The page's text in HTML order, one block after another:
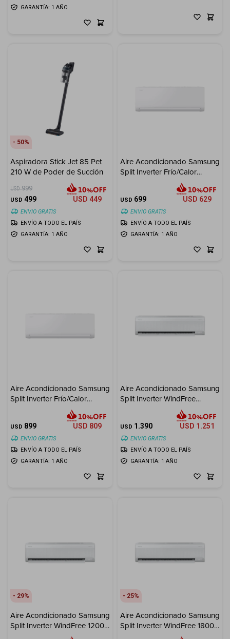
GARANTÍA: 1 AÑO
50
Aspiradora Stick Jet 85 Pet
210 W de Poder de Succión
USD 999
USD 499 USD 449
ENVIO GRATIS
GARANTÍA: 1 AÑO
ENVÍO A TODO EL PAÍS
Aire Acondicionado Samsung
Split Inverter Frío/Calor
USD 699 USD 629
ENVIO GRATIS
GARANTÍA: 1 AÑO
ENVÍO A TODO EL PAÍS
Aire Acondicionado Samsung
Split Inverter Frío/Calor
USD 899 USD 809
ENVIO GRATIS
GARANTÍA: 1 AÑO
ENVÍO A TODO EL PAÍS
Aire Acondicionado Samsung
Split Inverter WindFree
USD 1.390 USD 1.251
ENVIO GRATIS
GARANTÍA: 1 AÑO
ENVÍO A TODO EL PAÍS
29
Aire Acondicionado Samsung
Split Inverter WindFree 12000
25
Aire Acondicionado Samsung
Split Inverter WindFree 18000